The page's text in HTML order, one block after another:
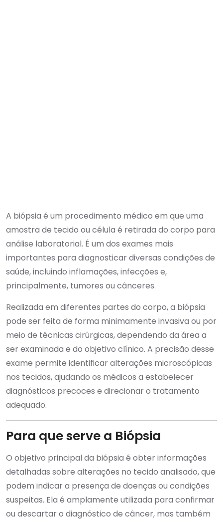
A biópsia é um procedimento médico em que uma
amostra de tecido ou célula é retirada do corpo para
análise laboratorial. É um dos exames mais
importantes para diagnosticar diversas condições de
saúde, incluindo inflamações, infecções e,
principalmente, tumores ou cânceres.
Realizada em diferentes partes do corpo, a biópsia
pode ser feita de forma minimamente invasiva ou por
meio de técnicas cirúrgicas, dependendo da área a
ser examinada e do objetivo clínico. A precisão desse
exame permite identificar alterações microscópicas
nos tecidos, ajudando os médicos a estabelecer
diagnósticos precoces e direcionar o tratamento
adequado.
Para que serve a Biópsia
O objetivo principal da biópsia é obter informações
detalhadas sobre alterações no tecido analisado, que
podem indicar a presença de doenças ou condições
suspeitas. Ela é amplamente utilizada para confirmar
ou descartar o diagnóstico de câncer, mas também